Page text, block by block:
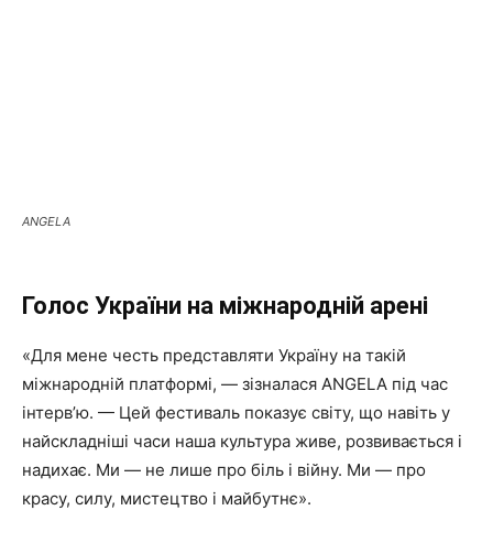
ANGELA
Голос України на міжнародній арені
«Для мене честь представляти Україну на такій
міжнародній платформі, — зізналася ANGELA під час
інтерв’ю. — Цей фестиваль показує світу, що навіть у
найскладніші часи наша культура живе, розвивається і
надихає. Ми — не лише про біль і війну. Ми — про
красу, силу, мистецтво і майбутнє».